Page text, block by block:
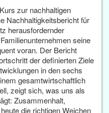
zur nachhaltigen
Nachhaltigkeitsbericht für
herausfordernder
seine
voran. Der Bericht
der definierten Ziele
in den sechs
gesamtwirtschaftlich
zeigt sich, was uns als
Zusammenhalt,
die richtigen Weichen